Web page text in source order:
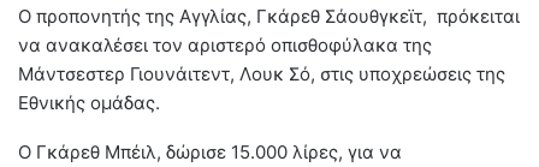
Ο προπονητής της Αγγλίας, Γκάρεθ Σάουθγκεϊτ, πρόκειται
να ανακαλέσει τον αριστερό οπισθοφύλακα της
Μάντσεστερ Γιουνάιτεντ, Λουκ Σό, στις υποχρεώσεις της
Εθνικής ομάδας.
Ο Γκάρεθ Μπέιλ, δώρισε 15.000 λίρες, για να